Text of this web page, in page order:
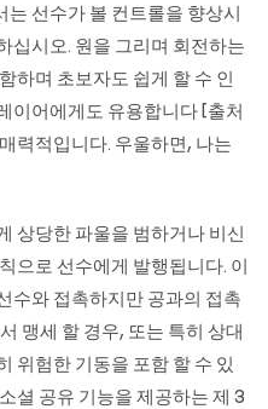
선수가 볼 컨트롤을 향상시
십시오. 원을 그리며 회전하는
하며 초보자도 쉽게 할 수 인
이어에게도 유용합니다 [출처
력적입니다. 우울하면, 나는
상당한 파울을 범하거나 비신
으로 선수에게 발행됩니다. 이
수와 접촉하지만 공과의 접촉
맹세 할 경우, 또는 특히 상대
위험한 기동을 포함 할 수 있
셜 공유 기능을 제공하는 제 3